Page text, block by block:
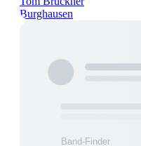
Burghausen